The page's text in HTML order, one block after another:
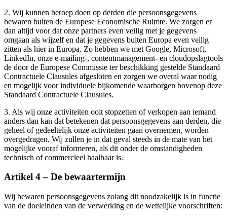
2. Wij kunnen beroep doen op derden die persoonsgegevens
bewaren buiten de Europese Economische Ruimte. We zorgen er
dan altijd voor dat onze partners even veilig met je gegevens
omgaan als wijzelf en dat je gegevens buiten Europa even veilig
zitten als hier in Europa. Zo hebben we met Google, Microsoft,
LinkedIn, onze e-mailing-, contentmanagement- en cloudopslagtools
de door de Europese Commissie ter beschikking gestelde Standaard
Contractuele Clausules afgesloten en zorgen we overal waar nodig
en mogelijk voor individuele bijkomende waarborgen bovenop deze
Standaard Contractuele Clausules.
3. Als wij onze activiteiten ooit stopzetten of verkopen aan iemand
anders dan kan dat betekenen dat persoonsgegevens aan derden, die
geheel of gedeeltelijk onze activiteiten gaan overnemen, worden
overgedragen. Wij zullen je in dat geval steeds in de mate van het
mogelijke vooraf informeren, als dit onder de omstandigheden
technisch of commercieel haalbaar is.
Artikel 4 – De bewaartermijn
Wij bewaren persoonsgegevens zolang dit noodzakelijk is in functie
van de doeleinden van de verwerking en de wettelijke voorschriften: